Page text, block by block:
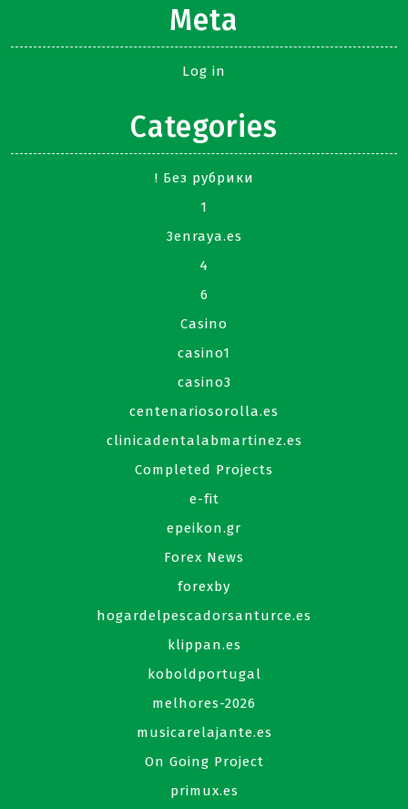
Meta
Log in
Categories
! Без рубрики
1
3enraya.es
4
6
Casino
casino1
casino3
centenariosorolla.es
clinicadentalabmartinez.es
Completed Projects
e-fit
epeikon.gr
Forex News
forexby
hogardelpescadorsanturce.es
klippan.es
koboldportugal
melhores-2026
musicarelajante.es
On Going Project
primux.es